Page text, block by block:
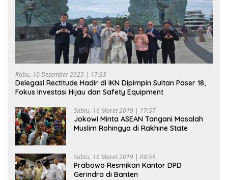
Rabu, 10 Desember 2025 | 17:33
Delegasi Rectitude Hadir di IKN Dipimpin Sultan Paser 18,
Fokus Investasi Hijau dan Safety Equipment
Sabtu, 16 Maret 2019 | 17:57
Jokowi Minta ASEAN Tangani Masalah
Muslim Rohingya di Rakhine State
Sabtu, 16 Maret 2019 | 08:55
Prabowo Resmikan Kantor DPD
Gerindra di Banten